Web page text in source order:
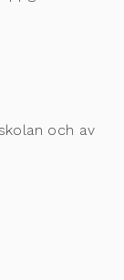
och av